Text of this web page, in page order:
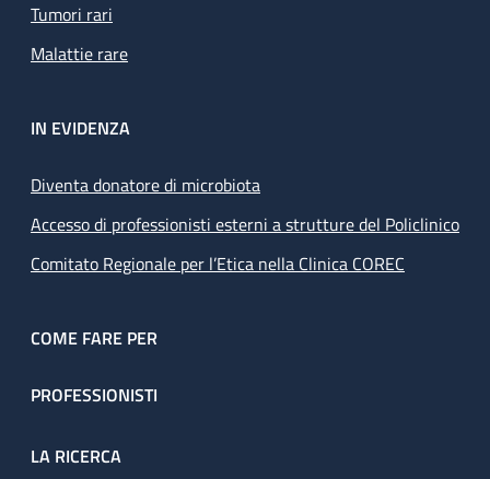
Tumori rari
Malattie rare
IN EVIDENZA
Diventa donatore di microbiota
Accesso di professionisti esterni a strutture del Policlinico
Comitato Regionale per l’Etica nella Clinica COREC
COME FARE PER
PROFESSIONISTI
LA RICERCA